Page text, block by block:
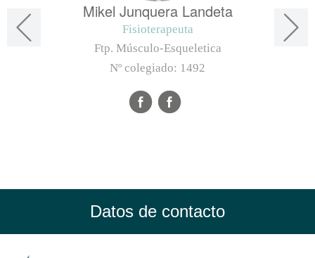
Mikel Junquera Landeta
Fisioterapeuta
Ftp. Músculo-Esqueletica
Nº colegiado: 1492
Datos de contacto